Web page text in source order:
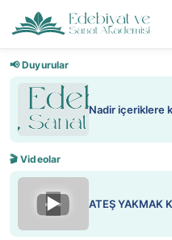
📢 Duyurular
Nadir içeriklere
🎬 Videolar
▶ ATEŞ YAKMAK